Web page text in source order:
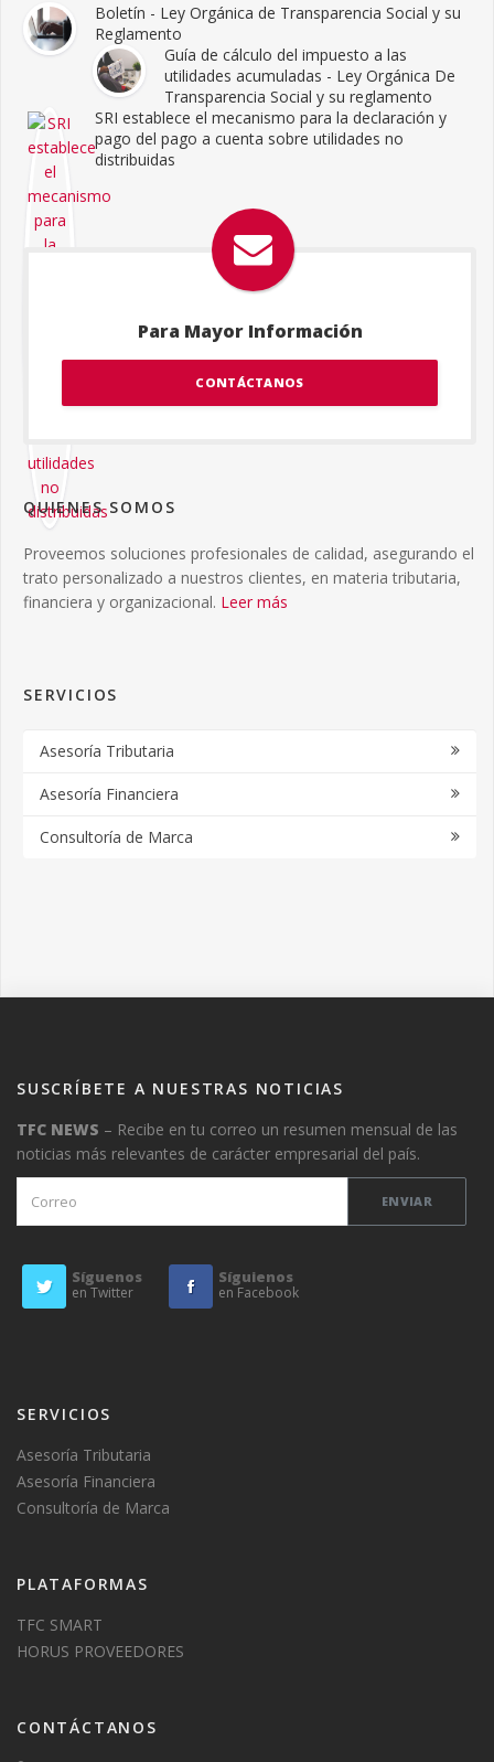
Boletín - Ley Orgánica de Transparencia Social y su
Reglamento
Guía de cálculo del impuesto a las
utilidades acumuladas - Ley Orgánica De
Transparencia Social y su reglamento
SRI establece el mecanismo para la declaración y
pago del pago a cuenta sobre utilidades no
distribuidas
Para Mayor Información
CONTÁCTANOS
QUIENES SOMOS
Proveemos soluciones profesionales de calidad, asegurando el
trato personalizado a nuestros clientes, en materia tributaria,
financiera y organizacional. Leer más
SERVICIOS
Asesoría Tributaria
Asesoría Financiera
Consultoría de Marca
SUSCRÍBETE A NUESTRAS NOTICIAS
TFC NEWS – Recibe en tu correo un resumen mensual de las
noticias más relevantes de carácter empresarial del país.
Síguenos
en Twitter
Síguienos
en Facebook
SERVICIOS
Asesoría Tributaria
Asesoría Financiera
Consultoría de Marca
PLATAFORMAS
TFC SMART
HORUS PROVEEDORES
CONTÁCTANOS